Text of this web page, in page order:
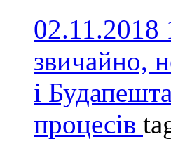
02.11.2018
звичайно,
і
процесів